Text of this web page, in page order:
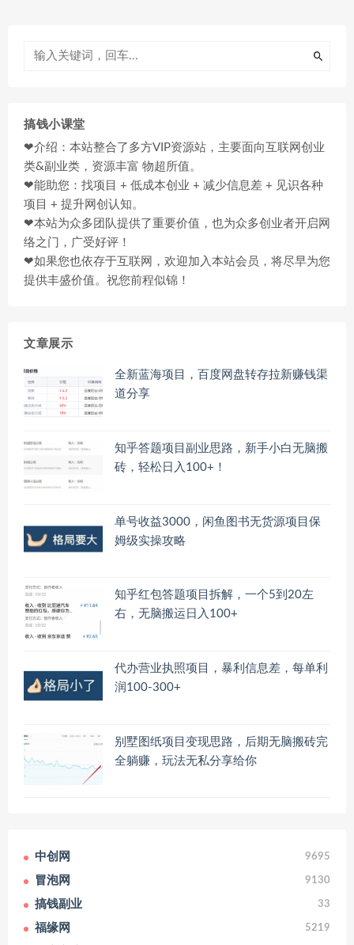
搞钱小课堂
❤介绍：本站整合了多方VIP资源站，主要面向互联网创业
类&副业类，资源丰富 物超所值。
❤能助您：找项目 + 低成本创业 + 减少信息差 + 见识各种
项目 + 提升网创认知。
❤本站为众多团队提供了重要价值，也为众多创业者开启网
络之门，广受好评！
❤如果您也依存于互联网，欢迎加入本站会员，将尽早为您
提供丰盛价值。祝您前程似锦！
文章展示
全新蓝海项目，百度网盘转存拉新赚钱渠
道分享
知乎答题项目副业思路，新手小白无脑搬
砖，轻松日入100+！
单号收益3000，闲鱼图书无货源项目保
姆级实操攻略
知乎红包答题项目拆解，一个5到20左
右，无脑搬运日入100+
代办营业执照项目，暴利信息差，每单利
润100-300+
别墅图纸项目变现思路，后期无脑搬砖完
全躺赚，玩法无私分享给你
中创网 9695
冒泡网 9130
搞钱副业 33
福缘网 5219